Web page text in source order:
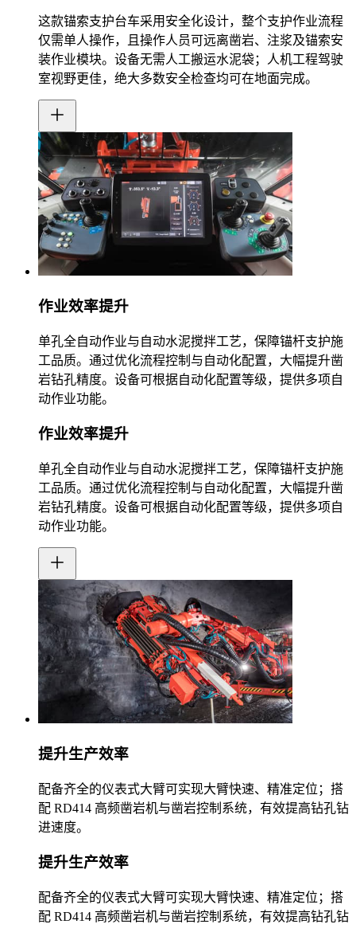
这款锚索支护台车采用安全化设计，整个支护作业流程
仅需单人操作，且操作人员可远离凿岩、注浆及锚索安
装作业模块。设备无需人工搬运水泥袋；人机工程驾驶
室视野更佳，绝大多数安全检查均可在地面完成。
作业效率提升
单孔全自动作业与自动水泥搅拌工艺，保障锚杆支护施
工品质。通过优化流程控制与自动化配置，大幅提升凿
岩钻孔精度。设备可根据自动化配置等级，提供多项自
动作业功能。
作业效率提升
单孔全自动作业与自动水泥搅拌工艺，保障锚杆支护施
工品质。通过优化流程控制与自动化配置，大幅提升凿
岩钻孔精度。设备可根据自动化配置等级，提供多项自
动作业功能。
提升生产效率
配备齐全的仪表式大臂可实现大臂快速、精准定位；搭
配 RD414 高频凿岩机与凿岩控制系统，有效提高钻孔钻
进速度。
提升生产效率
配备齐全的仪表式大臂可实现大臂快速、精准定位；搭
配 RD414 高频凿岩机与凿岩控制系统，有效提高钻孔钻